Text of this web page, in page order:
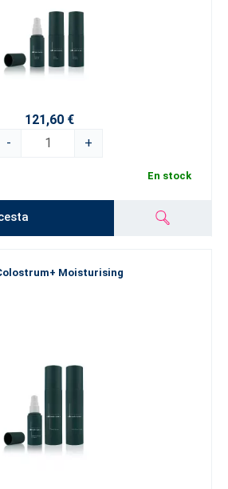
121,60 €
-
+
En stock
Moisturising